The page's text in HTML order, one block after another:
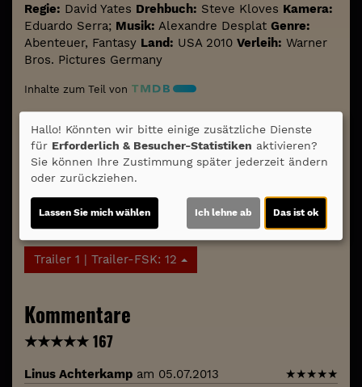
Regie: David Yates Drehbuch: Steve Kloves Kamera:
Eduardo Serra; Musik: Alexandre Desplat Genre:
Abenteuer, Fantasy Land: USA 2010 Verleih: Warner
Bros. Pictures Germany
Inhalte zum Teil von
Möchten Sie vonYoutube (Trailer ansehen)
bereitgestellte externe Inhalte laden?
Trailer 1 | Trailer-FSK: 12
Kommentare
★★★★★167
Linus Achterkamp am 05.07.2013 ★★★★★
Hallo! Könnten wir bitte einige zusätzliche Dienste
für Erforderlich & Besucher-Statistiken aktivieren?
Sie können Ihre Zustimmung später jederzeit ändern
oder zurückziehen.
Lassen Sie mich wählen Ich lehne ab Das ist ok